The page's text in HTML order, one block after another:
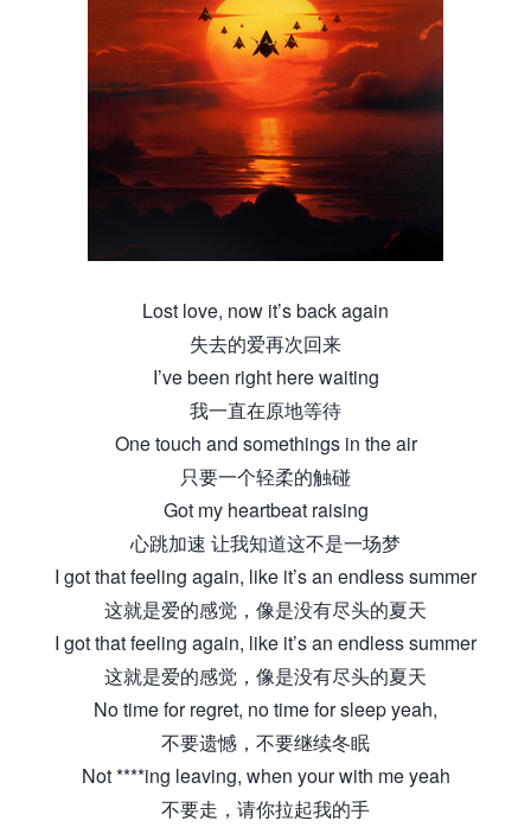
Lost love, now it’s back again
失去的爱再次回来
I’ve been right here waiting
我一直在原地等待
One touch and somethings in the air
只要一个轻柔的触碰
Got my heartbeat raising
心跳加速 让我知道这不是一场梦
I got that feeling again, like it’s an endless summer
这就是爱的感觉，像是没有尽头的夏天
I got that feeling again, like it’s an endless summer
这就是爱的感觉，像是没有尽头的夏天
No time for regret, no time for sleep yeah,
不要遗憾，不要继续冬眠
Not ****ing leaving, when your with me yeah
不要走，请你拉起我的手